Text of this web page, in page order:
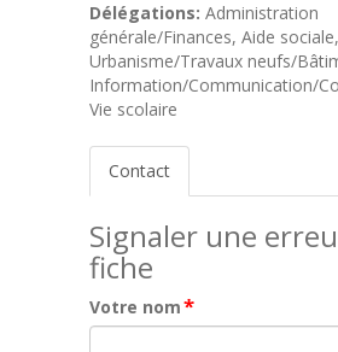
Délégations: Administration
générale/Finances, Aide sociale,
Urbanisme/Travaux neufs/
Information/Communication/
Vie scolaire
Contact
Signaler une
fiche
Votre nom*